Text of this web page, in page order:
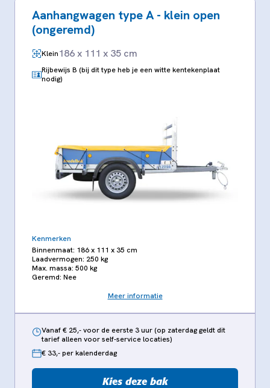
Aanhangwagen type A - klein open
(ongeremd)
Klein186 x 111 x 35 cm
Rijbewijs B (bij dit type heb je een witte kentekenplaat
nodig)
Kenmerken
Binnenmaat: 186 x 111 x 35 cm
Laadvermogen: 250 kg
Max. massa: 500 kg
Geremd: Nee
Meer informatie
Vanaf € 25,- voor de eerste 3 uur (op zaterdag geldt dit
tarief alleen voor self-service locaties)
€ 33,- per kalenderdag
Kies deze bak